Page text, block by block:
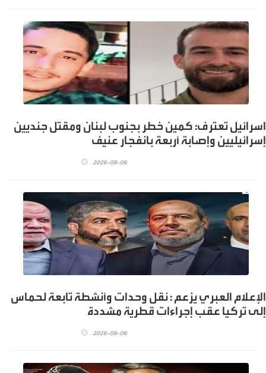
اسرائيل تعترف: كمين خطر بجنوب لبنان ومقتل جنديين
إسرائيليين وإصابة أربعة بانفجار عنيف
2026-08-06
الإعلام العبري يزعم : نقل وحدات وأنشطة تابعة لحماس
إلى تركيا عقب إجراءات قطرية مشددة
2026-08-06